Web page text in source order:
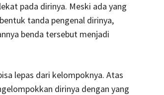
pada dirinya. Meski ada yang
tanda pengenal dirinya,
benda tersebut menjadi
lepas dari kelompoknya. Atas
dirinya dengan yang